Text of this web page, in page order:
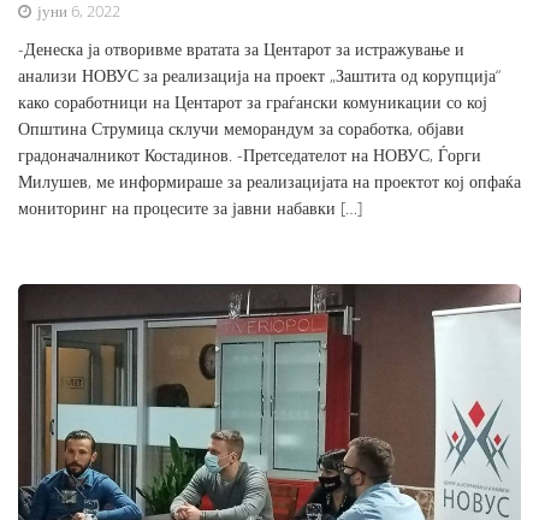
јуни 6, 2022
-Денеска ја отворивме вратата за Центарот за истражување и
анализи НОВУС за реализација на проект „Заштита од корупција“
како соработници на Центарот за граѓански комуникации со кој
Општина Струмица склучи меморандум за соработка, објави
градоначалникот Костадинов. -Претседателот на НОВУС, Ѓорги
Милушев, ме информираше за реализацијата на проектот кој опфаќа
мониторинг на процесите за јавни набавки […]